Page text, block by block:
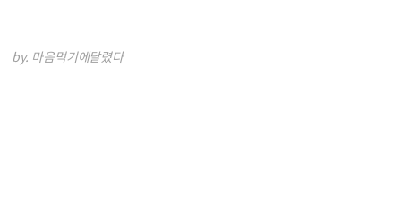
by. 마음먹기에달렸다